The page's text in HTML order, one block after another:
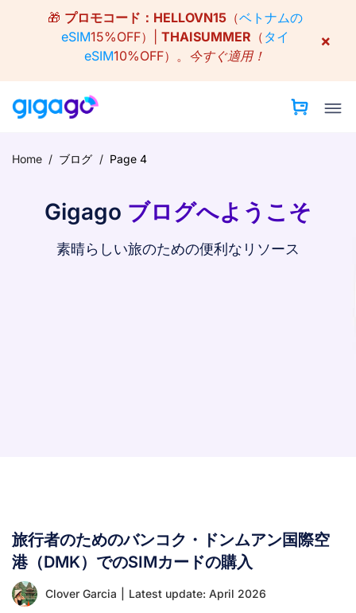
🎁 プロモコード： HELLOVN15（ベトナムの
eSIM15%OFF）| THAISUMMER （ タイ
eSIM10%OFF）。 今すぐ適用！
×
Home / ブログ / Page 4
Gigago ブログへようこそ
素晴らしい旅のための便利なリソース
旅行者のためのバンコク・ドンムアン国際空
港（DMK）でのSIMカードの購入
Clover Garcia Latest update: April 2026